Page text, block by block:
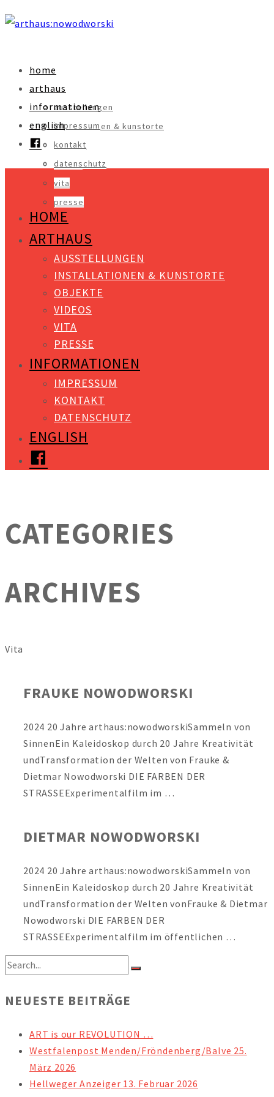
home
arthaus
ausstellungen
installationen & kunstorte
objekte
videos
vita
presse
informationen
impressum
kontakt
datenschutz
english
facebook
HOME
ARTHAUS
AUSSTELLUNGEN
INSTALLATIONEN & KUNSTORTE
OBJEKTE
VIDEOS
VITA
PRESSE
INFORMATIONEN
IMPRESSUM
KONTAKT
DATENSCHUTZ
ENGLISH
CATEGORIES
ARCHIVES
Vita
FRAUKE NOWODWORSKI
2024 20 Jahre arthaus:nowodworskiSammeln von
SinnenEin Kaleidoskop durch 20 Jahre Kreativität
undTransformation der Welten von Frauke &
Dietmar Nowodworski DIE FARBEN DER
STRASSEExperimentalfilm im …
DIETMAR NOWODWORSKI
2024 20 Jahre arthaus:nowodworskiSammeln von
SinnenEin Kaleidoskop durch 20 Jahre Kreativität
undTransformation der Welten vonFrauke & Dietmar
Nowodworski DIE FARBEN DER
STRASSEExperimentalfilm im öffentlichen …
NEUESTE BEITRÄGE
ART is our REVOLUTION …
Westfalenpost Menden/Fröndenberg/Balve 25.
März 2026
Hellweger Anzeiger 13. Februar 2026